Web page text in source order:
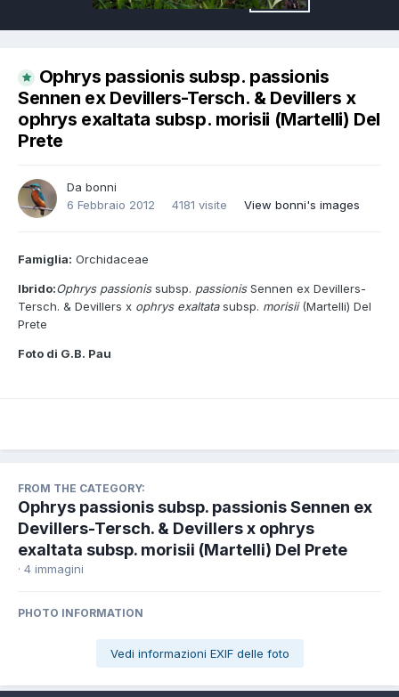
Ophrys passionis subsp. passionis
Sennen ex Devillers-Tersch. & Devillers x
ophrys exaltata subsp. morisii (Martelli) Del
Prete
Da bonni
6 Febbraio 2012
4181 visite View bonni's images
Famiglia: Orchidaceae
Ibrido:Ophrys passionissubsp. passionisSennen ex Devillers-
Tersch. & Devillers x ophrys exaltatasubsp. morisii(Martelli) Del
Prete
Foto di G.B. Pau
FROM THE CATEGORY:
Ophrys passionis subsp. passionis Sennen ex
Devillers-Tersch. & Devillers x ophrys
exaltata subsp. morisii (Martelli) Del Prete
· 4 immagini
PHOTO INFORMATION
Vedi informazioni EXIF delle foto